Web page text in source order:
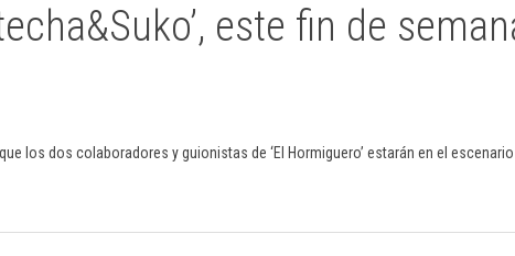
este fin de
los dos colaboradores y guionistas de ‘El Hormiguero’ estarán en el escenario